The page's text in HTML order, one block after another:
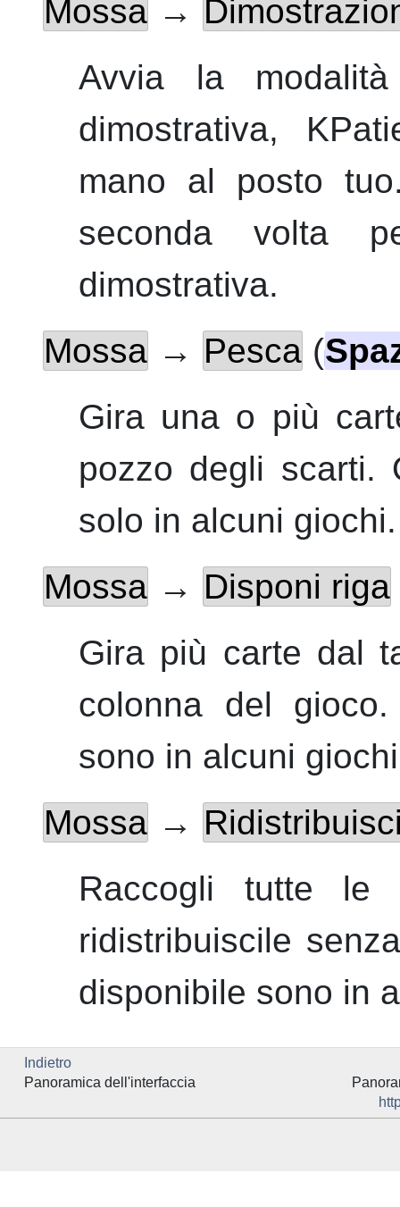
Mossa →
Avvia la modalità
dimostrativa,
mano al posto
seconda volta
dimostrativa.
Mossa → Pesca (
Gira una o più
pozzo degli scarti.
solo in alcuni giochi.
Mossa → Disponi riga
Gira più carte dal
colonna del gioco.
sono in alcuni
Mossa →
Raccogli tutte
ridistribuiscile
disponibile sono in
Indietro
Panoramica dell'interfaccia